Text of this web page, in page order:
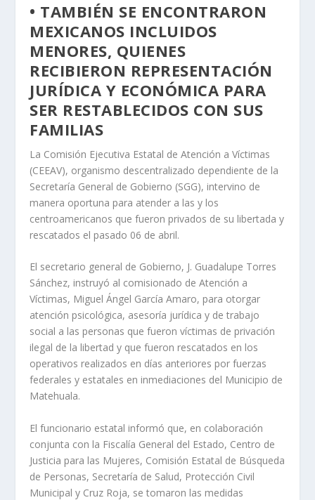
• TAMBIÉN SE ENCONTRARON
MEXICANOS INCLUIDOS
MENORES, QUIENES
RECIBIERON REPRESENTACIÓN
JURÍDICA Y ECONÓMICA PARA
SER RESTABLECIDOS CON SUS
FAMILIAS
La Comisión Ejecutiva Estatal de Atención a Víctimas
(CEEAV), organismo descentralizado dependiente de la
Secretaría General de Gobierno (SGG), intervino de
manera oportuna para atender a las y los
centroamericanos que fueron privados de su libertada y
rescatados el pasado 06 de abril.
El secretario general de Gobierno, J. Guadalupe Torres
Sánchez, instruyó al comisionado de Atención a
Víctimas, Miguel Ángel García Amaro, para otorgar
atención psicológica, asesoría jurídica y de trabajo
social a las personas que fueron víctimas de privación
ilegal de la libertad y que fueron rescatados en los
operativos realizados en días anteriores por fuerzas
federales y estatales en inmediaciones del Municipio de
Matehuala.
El funcionario estatal informó que, en colaboración
conjunta con la Fiscalía General del Estado, Centro de
Justicia para las Mujeres, Comisión Estatal de Búsqueda
de Personas, Secretaría de Salud, Protección Civil
Municipal y Cruz Roja, se tomaron las medidas